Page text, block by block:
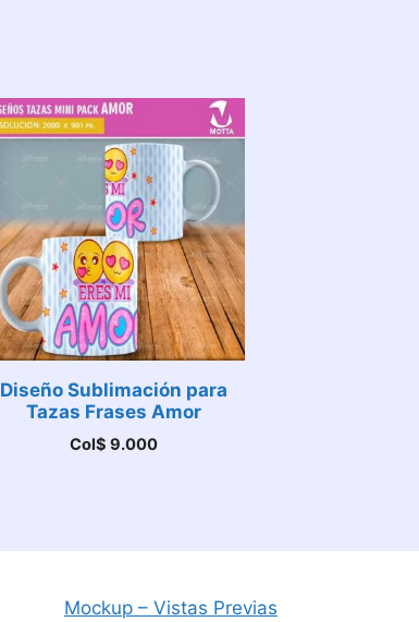
Diseño Sublimación para
Tazas Frases Amor
Col$ 9.000
Mockup – Vistas Previas